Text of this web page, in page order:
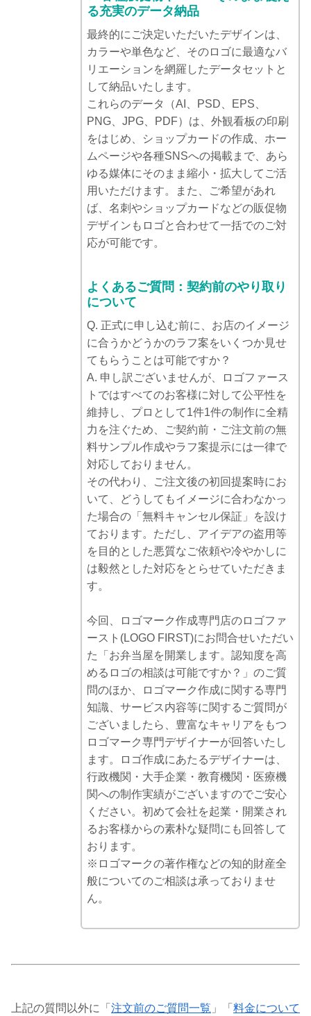
る充実のデータ納品
最終的にご決定いただいたデザインは、
カラーや単色など、そのロゴに最適なバ
リエーションを網羅したデータセットと
して納品いたします。
これらのデータ（AI、PSD、EPS、
PNG、JPG、PDF）は、外観看板の印刷
をはじめ、ショップカードの作成、ホー
ムページや各種SNSへの掲載まで、あら
ゆる媒体にそのまま縮小・拡大してご活
用いただけます。また、ご希望があれ
ば、名刺やショップカードなどの販促物
デザインもロゴと合わせて一括でのご対
応が可能です。
よくあるご質問：契約前のやり取り
について
Q. 正式に申し込む前に、お店のイメージ
に合うかどうかのラフ案をいくつか見せ
てもらうことは可能ですか？
A. 申し訳ございませんが、ロゴファース
トではすべてのお客様に対して公平性を
維持し、プロとして1件1件の制作に全精
力を注ぐため、ご契約前・ご注文前の無
料サンプル作成やラフ案提示には一律で
対応しておりません。
その代わり、ご注文後の初回提案時にお
いて、どうしてもイメージに合わなかっ
た場合の「無料キャンセル保証」を設け
ております。ただし、アイデアの盗用等
を目的とした悪質なご依頼や冷やかしに
は毅然とした対応をとらせていただきま
す。
今回、ロゴマーク作成専門店のロゴファ
ースト(LOGO FIRST)にお問合せいただい
た「お弁当屋を開業します。認知度を高
めるロゴの相談は可能ですか？」のご質
問のほか、ロゴマーク作成に関する専門
知識、サービス内容等に関するご質問が
ございましたら、豊富なキャリアをもつ
ロゴマーク専門デザイナーが回答いたし
ます。ロゴ作成にあたるデザイナーは、
行政機関・大手企業・教育機関・医療機
関への制作実績がございますのでご安心
ください。初めて会社を起業・開業され
るお客様からの素朴な疑問にも回答して
おります。
※ロゴマークの著作権などの知的財産全
般についてのご相談は承っておりませ
ん。
上記の質問以外に「 注文前のご質問一覧 」「 料金について